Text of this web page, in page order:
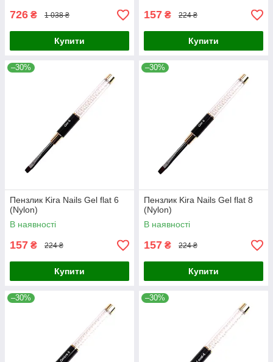
726 ₴ 1 038 ₴
Купити
157 ₴ 224 ₴
Купити
–30%
Пензлик Kira Nails Gel flat 6
(Nylon)
В наявності
157 ₴ 224 ₴
Купити
–30%
Пензлик Kira Nails Gel flat 8
(Nylon)
В наявності
157 ₴ 224 ₴
Купити
–30% –30%